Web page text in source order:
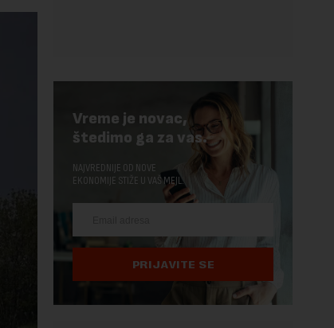
Vreme je novac,
štedimo ga za vas.
NAJVREDNIJE OD NOVE
EKONOMIJE STIŽE U VAŠ MEJL.
PRIJAVITE SE